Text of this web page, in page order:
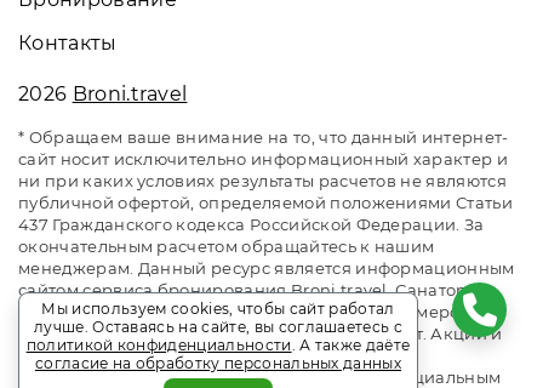
Контакты
2026 Broni.travel
* Обращаем ваше внимание на то, что данный интернет-
сайт носит исключительно информационный характер и
ни при каких условиях результаты расчетов не являются
публичной офертой, определяемой положениями Статьи
437 Гражданского кодекса Российской Федерации. За
окончательным расчетом обращайтесь к нашим
менеджерам. Данный ресурс является информационным
сайтом сервиса бронирования Broni.travel. Санаторий
«Малая бухта». Сайт онлайн бронирования номеров.
Актуальные цены, прайс-листы и наличие мест. Акции и
спецпредложения. Выгодное бронирование.
Индивидуальный менеджер. Не является официальным
Мы используем cookies, чтобы сайт работал
лучше. Оставаясь на сайте, вы соглашаетесь с
политикой конфиденциальности. А также даёте
согласие на обработку персональных данных